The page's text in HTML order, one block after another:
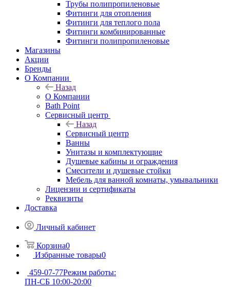
Трубы полипропиленовые
Фитинги для отопления
Фитинги для теплого пола
Фитинги комбинированные
Фитинги полипропиленовые
Магазины
Акции
Бренды
О Компании
Назад
О Компании
Bath Point
Сервисный центр
Назад
Сервисный центр
Ванны
Унитазы и комплектующие
Душевые кабины и ограждения
Смесители и душевые стойки
Мебель для ванной комнаты, умывальники
Лицензии и сертификаты
Реквизиты
Доставка
Личный кабинет
Корзина0
Избранные товары0
459-07-77Режим работы:
ПН-СБ 10:00-20:00